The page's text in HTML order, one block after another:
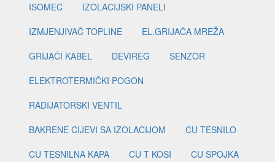
ISOMEC
IZOLACIJSKI PANELI
IZMJENJIVAČ TOPLINE
EL.GRIJAČA MREŽA
GRIJAČI KABEL
DEVIREG
SENZOR
ELEKTROTERMIČKI POGON
RADIJATORSKI VENTIL
BAKRENE CIJEVI SA IZOLACIJOM
CU TESNILO
CU TESNILNA KAPA
CU T KOSI
CU SPOJKA